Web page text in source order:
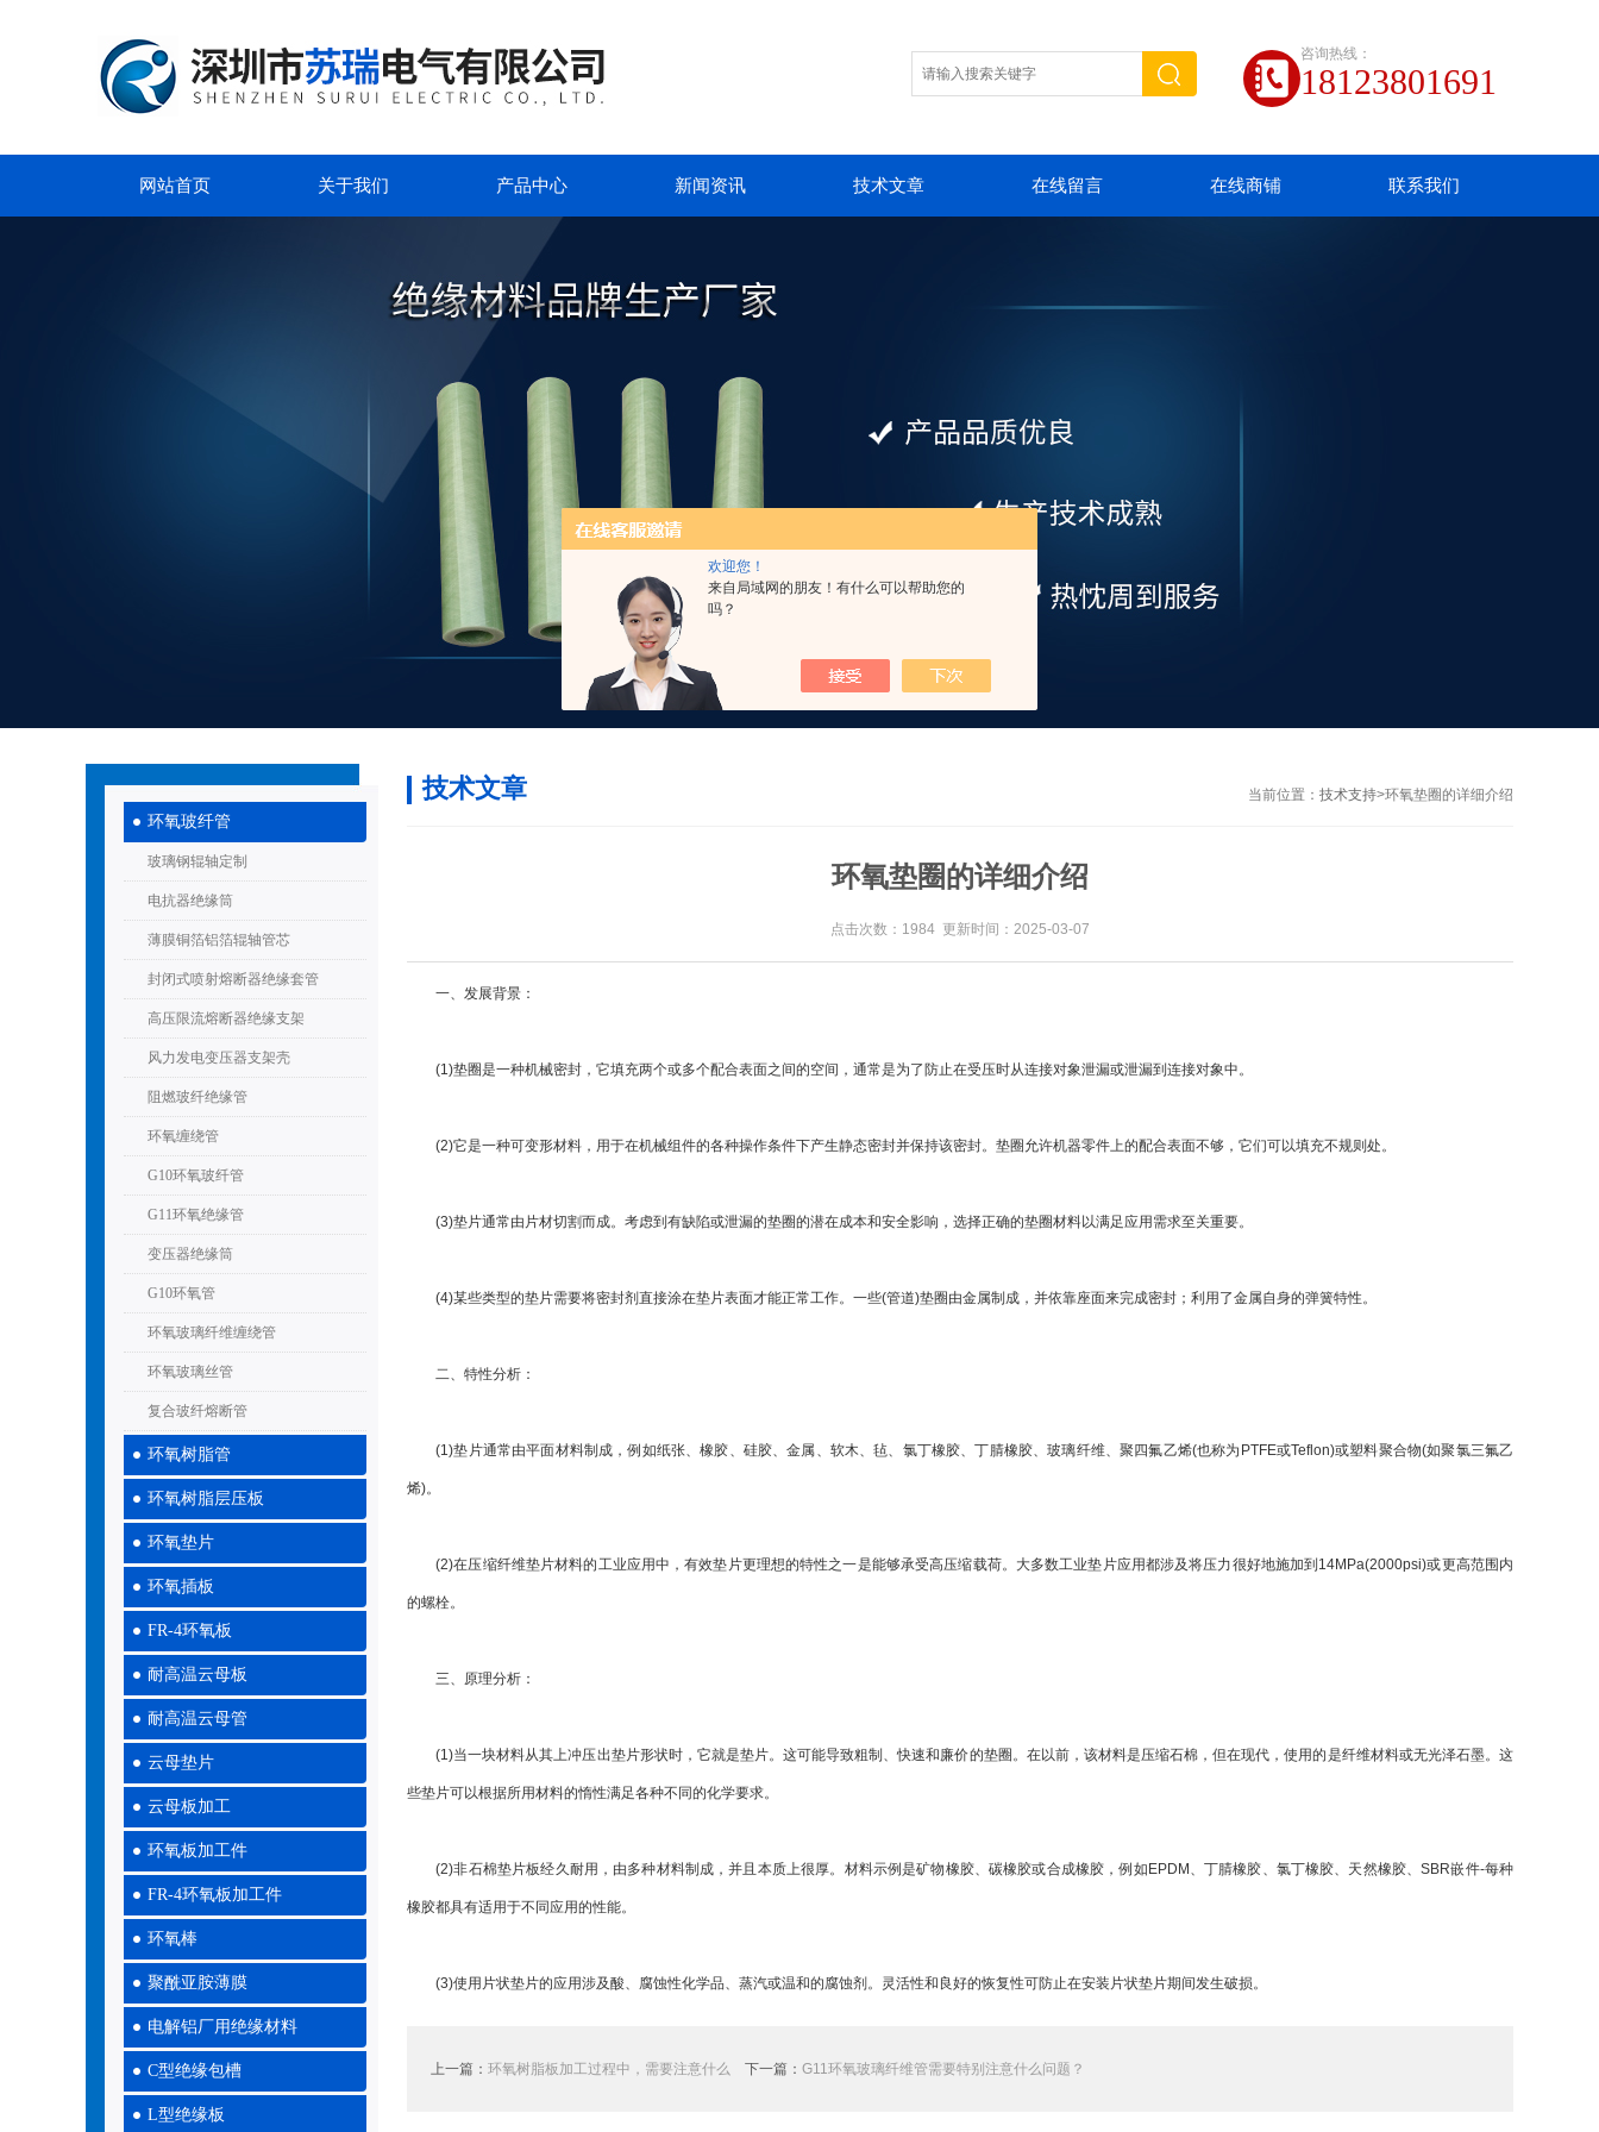
欢迎您！
来自局域网的朋友！有什么可以帮助您的
吗？
咨询热线：
18123801691
网站首页 关于我们 产品中心 新闻资讯 技术文章 在线留言 在线商铺 联系我们
环氧玻纤管
玻璃钢辊轴定制
电抗器绝缘筒
薄膜铜箔铝箔辊轴管芯
封闭式喷射熔断器绝缘套管
高压限流熔断器绝缘支架
风力发电变压器支架壳
阻燃玻纤绝缘管
环氧缠绕管
G10环氧玻纤管
G11环氧绝缘管
变压器绝缘筒
G10环氧管
环氧玻璃纤维缠绕管
环氧玻璃丝管
复合玻纤熔断管
环氧树脂管
环氧树脂层压板
环氧垫片
环氧插板
FR-4环氧板
耐高温云母板
耐高温云母管
云母垫片
云母板加工
环氧板加工件
FR-4环氧板加工件
环氧棒
聚酰亚胺薄膜
电解铝厂用绝缘材料
C型绝缘包槽
L型绝缘板
当前位置： 技术支持>环氧垫圈的详细介绍
技术文章
环氧垫圈的详细介绍
点击次数：1984 更新时间：2025-03-07
一、发展背景：
(1)垫圈是一种机械密封，它填充两个或多个配合表面之间的空间，通常是为了防止在受压时从连接对象泄漏或泄漏到连接对象中。
(2)它是一种可变形材料，用于在机械组件的各种操作条件下产生静态密封并保持该密封。垫圈允许机器零件上的配合表面不够，它们可以填充不规则处。
(3)垫片通常由片材切割而成。考虑到有缺陷或泄漏的垫圈的潜在成本和安全影响，选择正确的垫圈材料以满足应用需求至关重要。
(4)某些类型的垫片需要将密封剂直接涂在垫片表面才能正常工作。一些(管道)垫圈由金属制成，并依靠座面来完成密封；利用了金属自身的弹簧特性。
二、特性分析：
(1)垫片通常由平面材料制成，例如纸张、橡胶、硅胶、金属、软木、毡、氯丁橡胶、丁腈橡胶、玻璃纤维、聚四氟乙烯(也称为PTFE或Teflon)或塑料聚合物(如聚氯三氟乙
烯)。
(2)在压缩纤维垫片材料的工业应用中，有效垫片更理想的特性之一是能够承受高压缩载荷。大多数工业垫片应用都涉及将压力很好地施加到14MPa(2000psi)或更高范围内
的螺栓。
三、原理分析：
(1)当一块材料从其上冲压出垫片形状时，它就是垫片。这可能导致粗制、快速和廉价的垫圈。在以前，该材料是压缩石棉，但在现代，使用的是纤维材料或无光泽石墨。这
些垫片可以根据所用材料的惰性满足各种不同的化学要求。
(2)非石棉垫片板经久耐用，由多种材料制成，并且本质上很厚。材料示例是矿物橡胶、碳橡胶或合成橡胶，例如EPDM、丁腈橡胶、氯丁橡胶、天然橡胶、SBR嵌件-每种
橡胶都具有适用于不同应用的性能。
(3)使用片状垫片的应用涉及酸、腐蚀性化学品、蒸汽或温和的腐蚀剂。灵活性和良好的恢复性可防止在安装片状垫片期间发生破损。
上一篇： 环氧树脂板加工过程中，需要注意什么 下一篇： G11环氧玻璃纤维管需要特别注意什么问题？